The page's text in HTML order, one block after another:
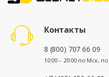
Контакты
8 (800) 707 66 09
10:00 – 20:00 по Мск,